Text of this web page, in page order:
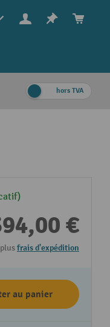
hors TVA
€
frais d'expédition
au panier